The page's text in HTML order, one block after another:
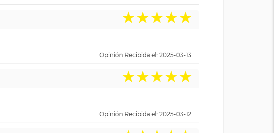
★★★★★
Opinión Recibida el: 2025-03-13
★★★★★
Opinión Recibida el: 2025-03-12